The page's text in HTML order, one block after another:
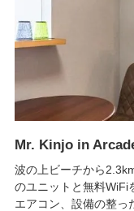
Mr. Kinjo in
波の上ビーチから
のユニットと無料WiFi
エアコン、設備の整っ